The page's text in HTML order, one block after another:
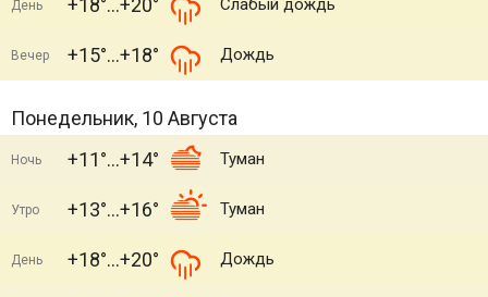
День +18° +20° Слабый дождь
Вечер +15° +18° Дождь
Понедельник, 10 Августа
Ночь +11° +14° Туман
Утро +13° +16° Туман
День +18° +20° Дождь